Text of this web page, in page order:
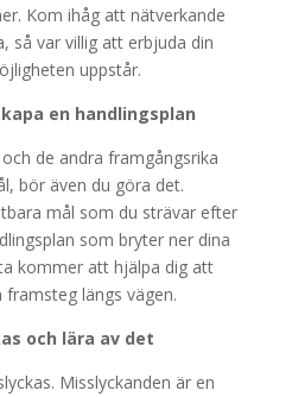
Kom ihåg att nätverkande
så var villig att erbjuda din
uppstår.
en handlingsplan
de andra framgångsrika
bör även du göra det.
mål som du strävar efter
som bryter ner dina
kommer att hjälpa dig att
längs vägen.
och lära av det
Misslyckanden är en